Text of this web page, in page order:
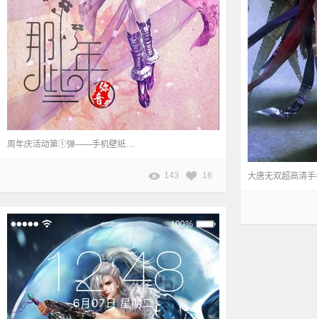
周年庆活动第①弹——手机壁纸任你挑。 本页壁纸作者：弥音°
143 16